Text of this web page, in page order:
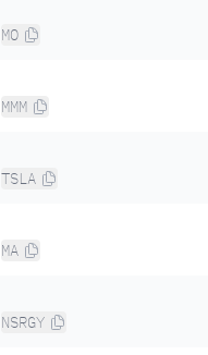
MO
MMM
TSLA
MA
NSRGY